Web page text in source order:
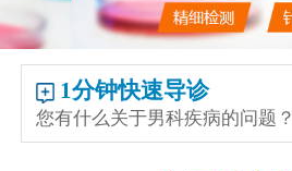
1分钟快速导诊
您有什么关于男科疾病的问题？